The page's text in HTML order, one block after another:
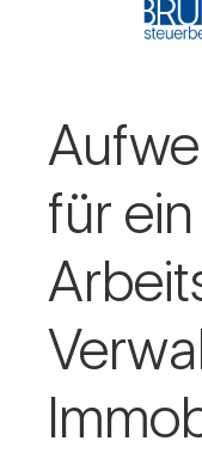
für